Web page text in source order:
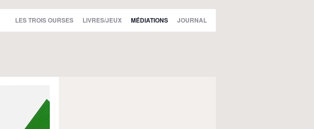
LES TROIS OURSES LIVRES/JEUX MÉDIATIONS JOURNAL